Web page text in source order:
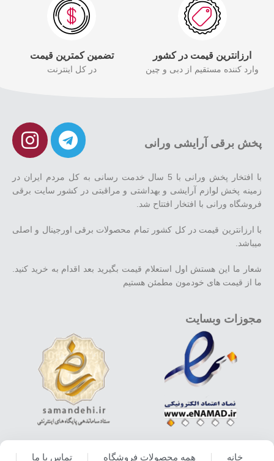
ارزانترین قیمت در کشور
وارد کننده مستقیم از دبی و چین
تضمین کمترین قیمت
در کل اینترنت
پخش برقی آرایشی ورانی
با افتخار پخش ورانی با 5 سال خدمت رسانی به کل مردم ایران در
زمینه پخش لوازم آرایشی و بهداشتی و مراقبتی در کشور سایت برقی
فروشگاه ورانی با افتخار افتتاح شد.
با ارزانترین قیمت در کل کشور تمام محصولات برقی اورجینال و اصلی
میباشد.
شعار ما این هستش اول استعلام قیمت بگیرید بعد اقدام به خرید کنید.
ما از قیمت های خودمون مطمئن هستیم
مجوزات وبسایت
خانه همه محصولات فروشگاه تماس با ما